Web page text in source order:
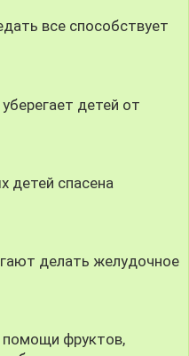
все способствует
детей от
детей спасена
делать желудочное
помощи фруктов,